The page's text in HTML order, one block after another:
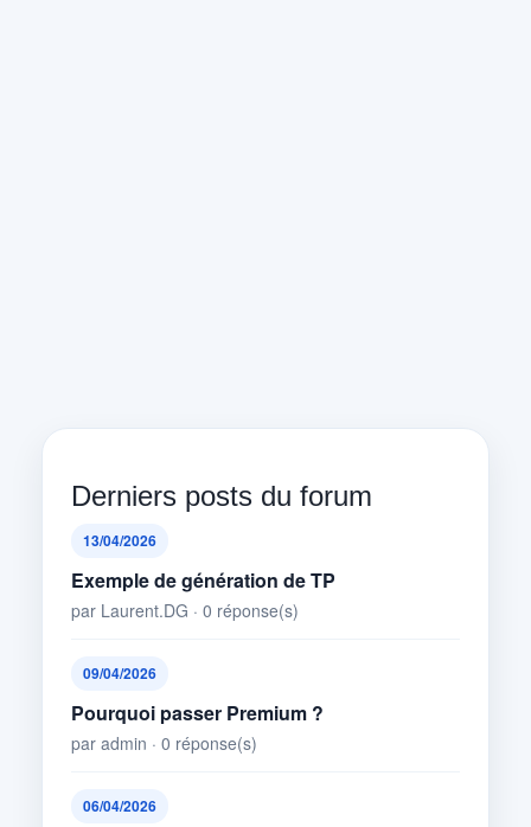
Derniers posts du forum
13/04/2026
Exemple de génération de TP
par Laurent.DG · 0 réponse(s)
09/04/2026
Pourquoi passer Premium ?
par admin · 0 réponse(s)
06/04/2026